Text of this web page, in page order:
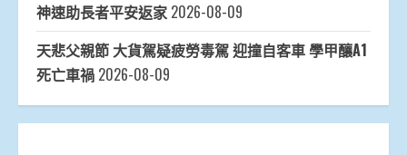
神速助長者平安返家 2026-08-09
天悲父親節 大貨駕疑疲勞毒駕 迎撞自客車 學甲釀A1
死亡車禍 2026-08-09